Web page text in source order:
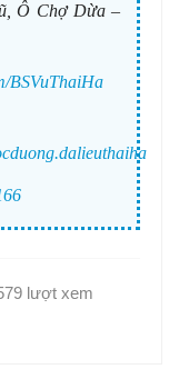
Ô Chợ Dừa –
BSVuThaiHa
lượt xem